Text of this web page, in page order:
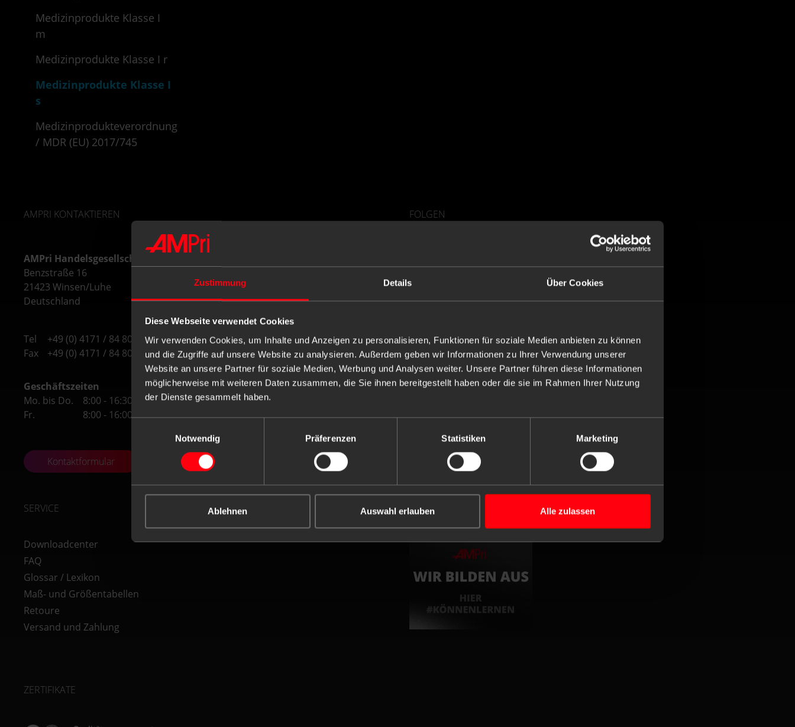
Zustimmung Details Über Cookies
Diese Webseite verwendet Cookies
Wir verwenden Cookies, um Inhalte und Anzeigen zu personalisieren, Funktionen für soziale Medien anbieten zu können
und die Zugriffe auf unsere Website zu analysieren. Außerdem geben wir Informationen zu Ihrer Verwendung unserer
Website an unsere Partner für soziale Medien, Werbung und Analysen weiter. Unsere Partner führen diese Informationen
möglicherweise mit weiteren Daten zusammen, die Sie ihnen bereitgestellt haben oder die sie im Rahmen Ihrer Nutzung
der Dienste gesammelt haben.
Notwendig
Präferenzen Statistiken Marketing
Ablehnen Auswahl erlauben Alle zulassen
Medizinprodukte Klasse I
m
Medizinprodukte Klasse I r
Medizinprodukte Klasse I
s
Medizinprodukteverordnung
/ MDR (EU) 2017/745
AMPRI KONTAKTIEREN
AMPri Handelsgesellschaft mbH
Benzstraße 16
21423 Winsen/Luhe
Deutschland
Tel
+49 (0) 4171 / 84 80-0
Fax
+49 (0) 4171 / 84 80-190
Geschäftszeiten
Mo. bis Do.
8:00 - 16:30 Uhr
Fr.
8:00 - 16:00 Uhr
Kontaktformular
FOLGEN
SERVICE
Downloadcenter
FAQ
Glossar / Lexikon
Maß- und Größentabellen
Retoure
Versand und Zahlung
VERANTWORTUNG
ZERTIFIKATE